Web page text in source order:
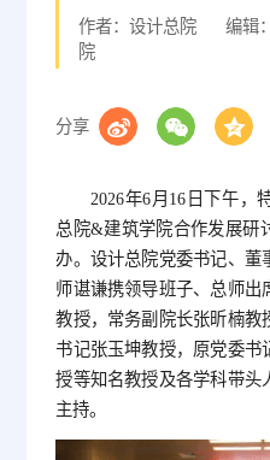
作者：设计总院 编辑
院
分享
2026年6月16日下午，
总院&建筑学院合作发展研
办。设计总院党委书记、董
师谌谦携领导班子、总师出
教授，常务副院长张昕楠教
书记张玉坤教授，原党委书
授等知名教授及各学科带头
主持。